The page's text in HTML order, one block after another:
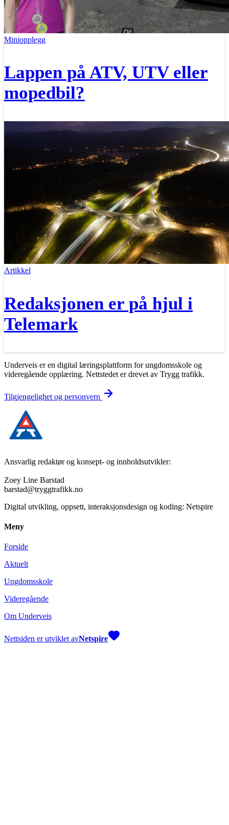
Miniopplegg
Lappen på ATV, UTV eller
mopedbil?
Artikkel
Redaksjonen er på hjul i
Telemark
Underveis er en digital læringsplattform for ungdomsskole og
videregående opplæring. Nettstedet er drevet av Trygg trafikk.
Tilgjengelighet og personvern
Ansvarlig redaktør og konsept- og innholdsutvikler:
Zoey Line Barstad
barstad@tryggtrafikk.no
Digital utvikling, oppsett, interaksjonsdesign og koding: Netspire
Meny
Forside
Aktuelt
Ungdomsskole
Videregående
Om Underveis
Nettsiden er utviklet avNetspire